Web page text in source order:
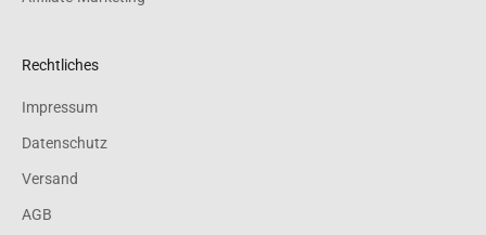
Rechtliches
Impressum
Datenschutz
Versand
AGB